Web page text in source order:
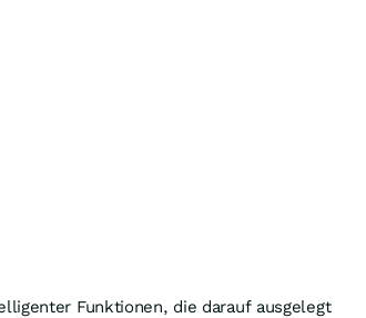
Funktionen, die darauf ausgelegt